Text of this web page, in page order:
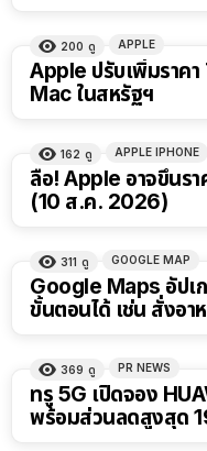
200 ดู APPLE
Apple ปรับเพิ่มราค
Mac ในสหรัฐฯ
162 ดู APPLE IPHONE
ลือ! Apple อาจขึ้นร
(10 ส.ค. 2026)
311 ดู GOOGLE MAP
Google Maps อัปเ
ขั้นตอนได้ เช่น สั่งอา
369 ดู PR NEWS
ทรู 5G เปิดจอง
พร้อมส่วนลดสูงสุด